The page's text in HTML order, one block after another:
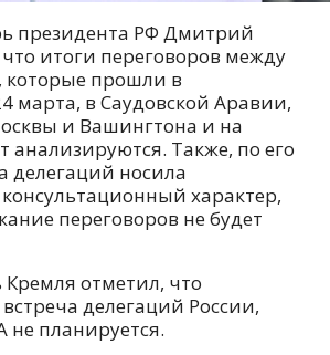
президента РФ Дмитрий
итоги переговоров между
которые прошли в
марта, в Саудовской Аравии,
и Вашингтона и на
Также, по его
делегаций носила
характер,
переговоров не будет
Кремля отметил, что
делегаций России,
планируется.